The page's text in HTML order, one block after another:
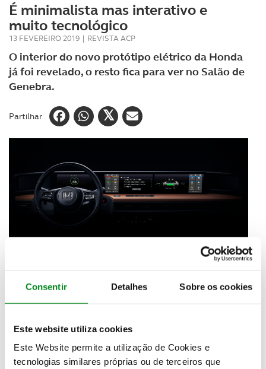
Consentir Detalhes Sobre os cookies
Este website utiliza cookies
Este Website permite a utilização de Cookies e
tecnologias similares próprias ou de terceiros que
É minimalista mas interativo e
muito tecnológico
13 FEVEREIRO 2019 | REVISTA ACP
O interior do novo protótipo elétrico da Honda
já foi revelado, o resto fica para ver no Salão de
Genebra.
Partilhar
AHondarevelou uma primeira imagem dointerior
para criar um ambiente envolvente, inspirado no
Urban EV Concept apresentado o ano passado no
Salão Automóvel de Frankfurt.